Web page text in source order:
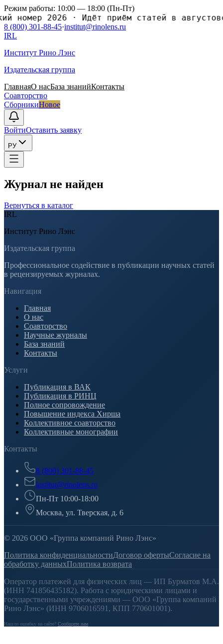
Режим работы: 10:00 — 18:00 (Пн-Пт)
2026·Идёт приём статей в
8 (800) 301-88-45·institut@rinolens.ru
IRL
Институт Рино Лэнс
Издательская группа
ГлавнаяО насБаза знанийКонтакты
Соавторство
СборникиНовое
ВойтиОставить заявку
РУ
Журнал не найден
Вернуться в каталог
IRL
Институт Рино Лэнс
Издательская группа
Профессиональное содействие в публикации научных статей
в рецензируемых журналах.
Навигация
Главная
О нас
Соавторство
Научные журналы
База знаний
Контакты
Услуги
Публикация в ВАК
Публикация в РИНЦ
Полное сопровождение
Повышение индекса Хирша
Коллективное соавторство
Коллективные монографии
Контакты
8 (800) 301-88-45
institut@rinolens.ru
Пн-Пт 10:00-18:00
Москва, ул. Тверская, д. 6
© 2026 ООО «Группа компаний Рино Лэнс»
Политика конфиденциальностиДоговор офертыСогласие на
обработку данныхПолитика возврата
Оператор платежей для физических лиц — ИП Бурматов М.А.
(ИНН 741856435182). Работа с юридическими лицами и
государственными учреждениями — ООО «Группа компаний
Рино Лэнс» (ИНН 9706016591, КПП 770601001).
Нашли ошибку на сайте? Сообщите нам